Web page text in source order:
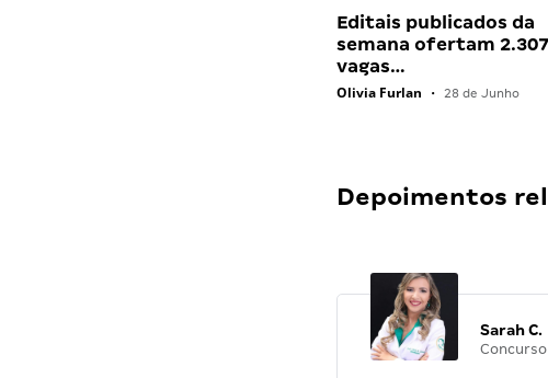
Editais publicados da
semana ofertam 2.307
vagas…
Olivia Furlan • 28 de Junho
Depoimentos
Sarah C.